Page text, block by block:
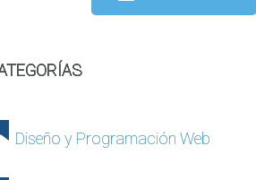
Diseño y Programación Web